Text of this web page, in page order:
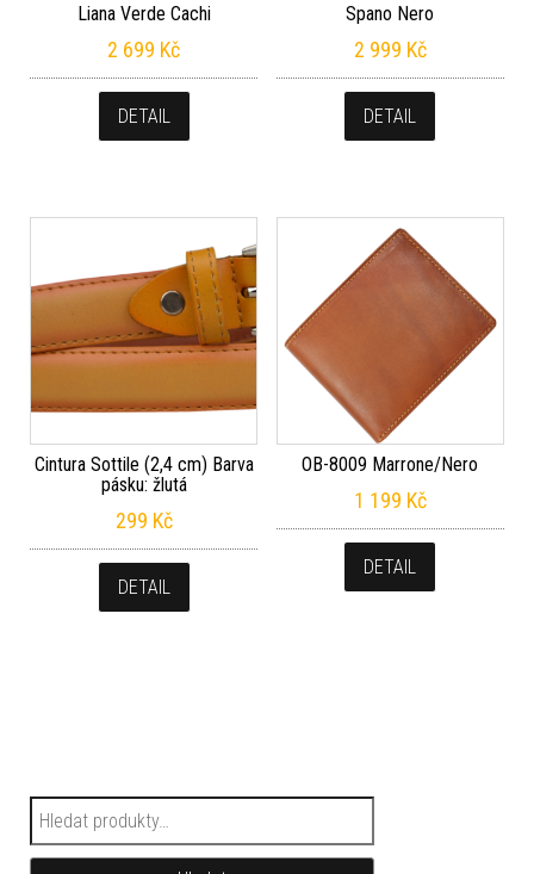
Liana Verde Cachi
2 699 Kč
DETAIL
Spano Nero
2 999 Kč
DETAIL
Cintura Sottile (2,4 cm) Barva
pásku: žlutá
299 Kč
DETAIL
OB-8009 Marrone/Nero
1 199 Kč
DETAIL
Hledat: